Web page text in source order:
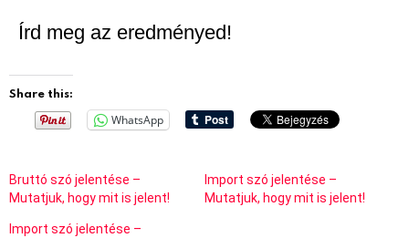
Írd meg az eredményed!
Share this:
WhatsApp
Bruttó szó jelentése –
Mutatjuk, hogy mit is jelent!
Import szó jelentése –
Mutatjuk, hogy mit is jelent!
Import szó jelentése –